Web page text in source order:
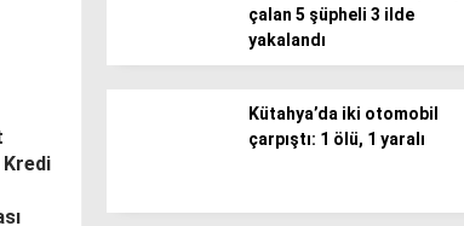
Kredi
çalan 5 şüpheli 3 ilde
yakalandı
Kütahya’da iki otomobil
çarpıştı: 1 ölü, 1 yaralı